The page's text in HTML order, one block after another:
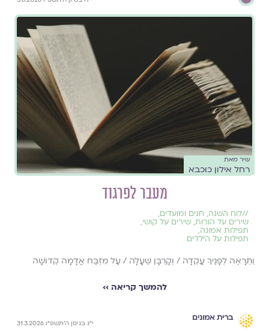
שיר מאת
רחל אילון כוכבא
מעבר לפרגוד
//לוח השנה, חגים ומועדים,
שירים על הורות, שירים על קושי,
תפילות אמונה,
תפילות על הילדים
וְתֵרָאֶה לְפָנֶיךָ עֲקֵדָה / וְקָרְבָּן שֶׁעָלָה / עַל מִזְבַּח אֲדָמָה קְדוֹשָׁה
להמשך קריאה ››
ברית אמונים
י״ג בניסן ה׳תשפ״ו 31.3.2026